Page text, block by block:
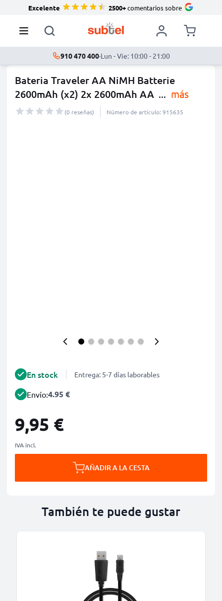
Excelente 2500+comentarios sobre
910 470 400·Lun - Vie: 10:00 - 21:00
Bateria Traveler AA NiMH Batterie
2600mAh (x2) 2x 2600mAh AA ... más
(0 reseñas) Número de artículo: 915635
En stock Entrega: 5-7 días laborables
Envío:4.95 €
9,95 €
IVA incl.
AÑADIR A LA CESTA
También te puede gustar